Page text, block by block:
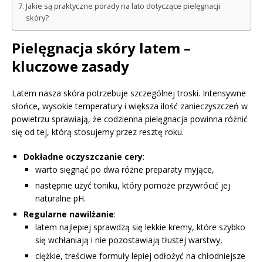
Jakie są praktyczne porady na lato dotyczące pielęgnacji
skóry?
Pielęgnacja skóry latem –
kluczowe zasady
Latem nasza skóra potrzebuje szczególnej troski. Intensywne
słońce, wysokie temperatury i większa ilość zanieczyszczeń w
powietrzu sprawiają, że codzienna pielęgnacja powinna różnić
się od tej, którą stosujemy przez resztę roku.
Dokładne oczyszczanie cery:
warto sięgnąć po dwa różne preparaty myjące,
następnie użyć toniku, który pomoże przywrócić jej
naturalne pH.
Regularne nawilżanie:
latem najlepiej sprawdzą się lekkie kremy, które szybko
się wchłaniają i nie pozostawiają tłustej warstwy,
ciężkie, treściwe formuły lepiej odłożyć na chłodniejsze